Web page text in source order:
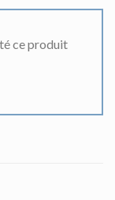
ce produit